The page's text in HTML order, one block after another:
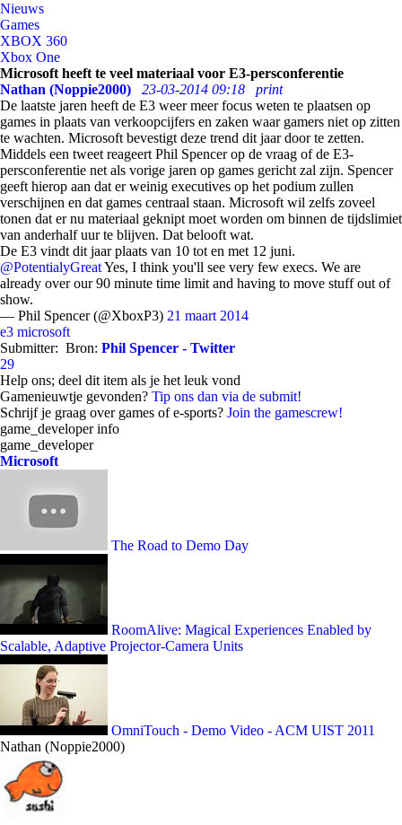
Nieuws
Games
XBOX 360
Xbox One
Microsoft heeft te veel materiaal voor E3-persconferentie
Nathan (Noppie2000)
23-03-2014 09:18
print
De laatste jaren heeft de E3 weer meer focus weten te plaatsen op
games in plaats van verkoopcijfers en zaken waar gamers niet op zitten
te wachten. Microsoft bevestigt deze trend dit jaar door te zetten.
Middels een tweet reageert Phil Spencer op de vraag of de E3-
persconferentie net als vorige jaren op games gericht zal zijn. Spencer
geeft hierop aan dat er weinig executives op het podium zullen
verschijnen en dat games centraal staan. Microsoft wil zelfs zoveel
tonen dat er nu materiaal geknipt moet worden om binnen de tijdslimiet
van anderhalf uur te blijven. Dat belooft wat.
De E3 vindt dit jaar plaats van 10 tot en met 12 juni.
@PotentialyGreatYes, I think you'll see very few execs. We are
already over our 90 minute time limit and having to move stuff out of
show.
— Phil Spencer (@XboxP3) 21 maart 2014
e3 microsoft
Submitter: Bron: Phil Spencer - Twitter
29
Help ons; deel dit item als je het leuk vond
Gamenieuwtje gevonden? Tip ons dan via de submit!
Schrijf je graag over games of e-sports? Join the gamescrew!
game_developer info
game_developer
Microsoft
The Road to Demo Day
RoomAlive: Magical Experiences Enabled by
Scalable, Adaptive Projector-Camera Units
OmniTouch - Demo Video - ACM UIST 2011
Nathan (Noppie2000)